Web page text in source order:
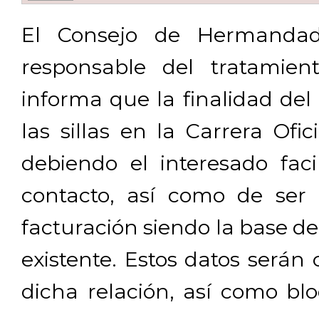
El Consejo de
responsable del
informa que la finalidad del
las sillas en la Carrera
debiendo el interesado
contacto, así como de ser
facturación siendo la base
existente. Estos datos
dicha relación, así como